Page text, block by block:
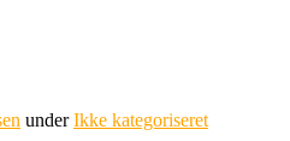
underIkke kategoriseret